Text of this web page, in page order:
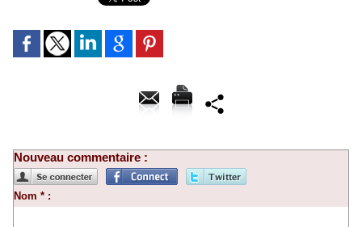
Nouveau commentaire :
Nom * :